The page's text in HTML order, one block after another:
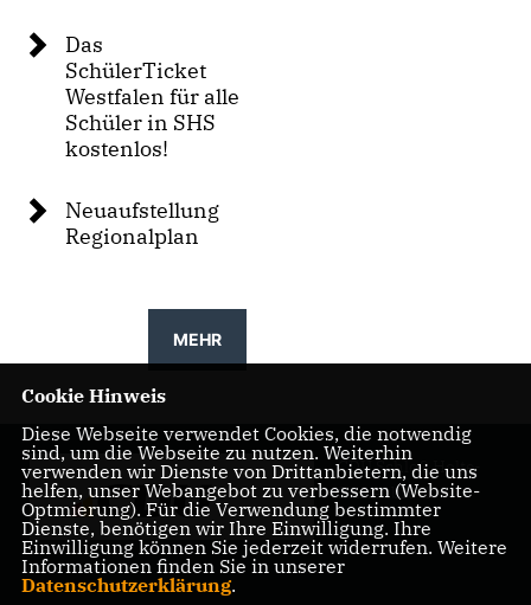
Das
SchülerTicket
Westfalen für alle
Schüler in SHS
kostenlos!
Neuaufstellung
Regionalplan
MEHR
CDU Schloß Holte-
Stukenbrock
Cookie Hinweis
Diese Webseite verwendet Cookies, die notwendig
sind, um die Webseite zu nutzen. Weiterhin
verwenden wir Dienste von Drittanbietern, die uns
helfen, unser Webangebot zu verbessern (Website-
Optmierung). Für die Verwendung bestimmter
Dienste, benötigen wir Ihre Einwilligung. Ihre
Einwilligung können Sie jederzeit widerrufen. Weitere
Informationen finden Sie in unserer
Datenschutzerklärung.